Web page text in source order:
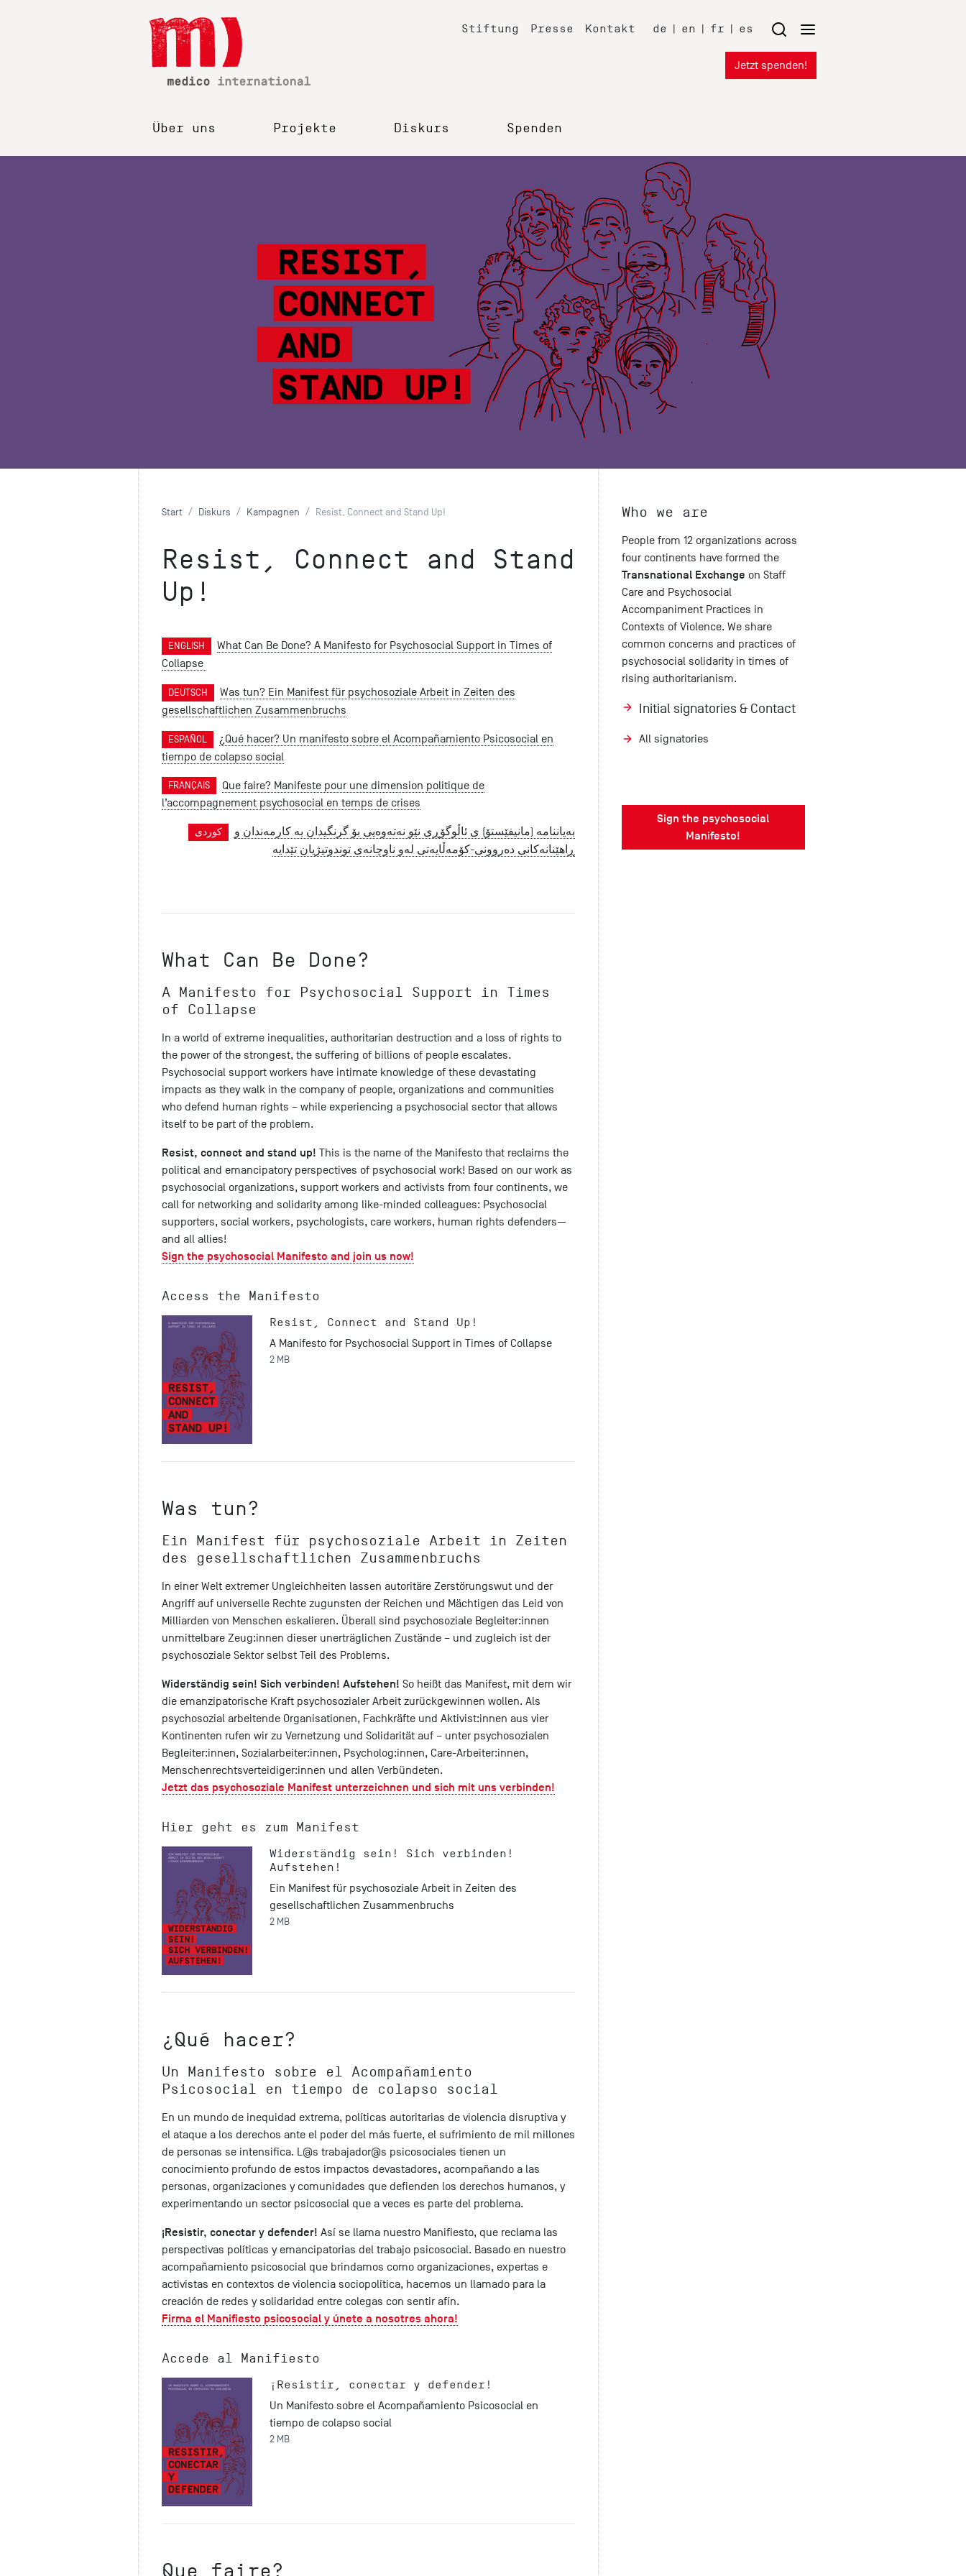
Stiftung Presse Kontakt de | en | fr | es
Jetzt spenden!
Über uns Projekte Diskurs Spenden
Start Diskurs Kampagnen Resist, Connect and Stand Up!
Resist, Connect and Stand
Up!
ENGLISH
What Can Be Done? A Manifesto for Psychosocial Support in Times of
Collapse
DEUTSCH
Was tun? Ein Manifest für psychosoziale Arbeit in Zeiten des
gesellschaftlichen Zusammenbruchs
ESPAÑOL
¿Qué hacer? Un manifesto sobre el Acompañamiento Psicosocial en
tiempo de colapso social
FRANÇAIS
Que faire? Manifeste pour une dimension politique de
l’accompagnement psychosocial en temps de crises
کوردی
بەیاننامە (مانیفێستۆ) ی ئاڵوگۆڕی نێو نەتەوەیی بۆ گرنگیدان بە کارمەندان و
ڕاهێنانەکانی دەروونی-کۆمەڵایەتی لەو ناوچانەی توندوتیژیان تێدایە
What Can Be Done?
A Manifesto for Psychosocial Support in Times
of Collapse
In a world of extreme inequalities, authoritarian destruction and a loss of rights to
the power of the strongest, the suffering of billions of people escalates.
Psychosocial support workers have intimate knowledge of these devastating
impacts as they walk in the company of people, organizations and communities
who defend human rights – while experiencing a psychosocial sector that allows
itself to be part of the problem.
Resist, connect and stand up! This is the name of the Manifesto that reclaims the
political and emancipatory perspectives of psychosocial work! Based on our work as
psychosocial organizations, support workers and activists from four continents, we
call for networking and solidarity among like-minded colleagues: Psychosocial
supporters, social workers, psychologists, care workers, human rights defenders—
and all allies!
Sign the psychosocial Manifesto and join us now!
Access the Manifesto
Resist, Connect and Stand Up!
A Manifesto for Psychosocial Support in Times of Collapse
2 MB
Was tun?
Ein Manifest für psychosoziale Arbeit in Zeiten
des gesellschaftlichen Zusammenbruchs
In einer Welt extremer Ungleichheiten lassen autoritäre Zerstörungswut und der
Angriff auf universelle Rechte zugunsten der Reichen und Mächtigen das Leid von
Milliarden von Menschen eskalieren. Überall sind psychosoziale Begleiter:innen
unmittelbare Zeug:innen dieser unerträglichen Zustände – und zugleich ist der
psychosoziale Sektor selbst Teil des Problems.
Widerständig sein! Sich verbinden! Aufstehen! So heißt das Manifest, mit dem wir
die emanzipatorische Kraft psychosozialer Arbeit zurückgewinnen wollen. Als
psychosozial arbeitende Organisationen, Fachkräfte und Aktivist:innen aus vier
Kontinenten rufen wir zu Vernetzung und Solidarität auf – unter psychosozialen
Begleiter:innen, Sozialarbeiter:innen, Psycholog:innen, Care-Arbeiter:innen,
Menschenrechtsverteidiger:innen und allen Verbündeten.
Jetzt das psychosoziale Manifest unterzeichnen und sich mit uns verbinden!
Hier geht es zum Manifest
Widerständig sein! Sich verbinden!
Aufstehen!
Ein Manifest für psychosoziale Arbeit in Zeiten des
gesellschaftlichen Zusammenbruchs
2 MB
¿Qué hacer?
Un Manifesto sobre el Acompañamiento
Psicosocial en tiempo de colapso social
En un mundo de inequidad extrema, políticas autoritarias de violencia disruptiva y
el ataque a los derechos ante el poder del más fuerte, el sufrimiento de mil millones
de personas se intensifica. L@s trabajador@s psicosociales tienen un
conocimiento profundo de estos impactos devastadores, acompañando a las
personas, organizaciones y comunidades que defienden los derechos humanos, y
experimentando un sector psicosocial que a veces es parte del problema.
¡Resistir, conectar y defender! Así se llama nuestro Manifiesto, que reclama las
perspectivas políticas y emancipatorias del trabajo psicosocial. Basado en nuestro
acompañamiento psicosocial que brindamos como organizaciones, expertas e
activistas en contextos de violencia sociopolítica, hacemos un llamado para la
creación de redes y solidaridad entre colegas con sentir afín.
Firma el Manifiesto psicosocial y únete a nosotres ahora!
Accede al Manifiesto
¡Resistir, conectar y defender!
Un Manifesto sobre el Acompañamiento Psicosocial en
tiempo de colapso social
2 MB
Que faire?
Who we are
People from 12 organizations across
four continents have formed the
Transnational Exchange on Staff
Care and Psychosocial
Accompaniment Practices in
Contexts of Violence. We share
common concerns and practices of
psychosocial solidarity in times of
rising authoritarianism.
Initial signatories & Contact
All signatories
Sign the psychosocial
Manifesto!